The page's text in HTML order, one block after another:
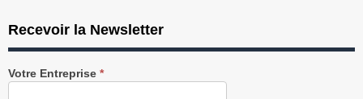
Recevoir la Newsletter
Recevez
notre
Votre Entreprise *